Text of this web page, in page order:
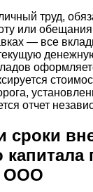
труд,
или
— все
отчет
сроки
капитала
ООО